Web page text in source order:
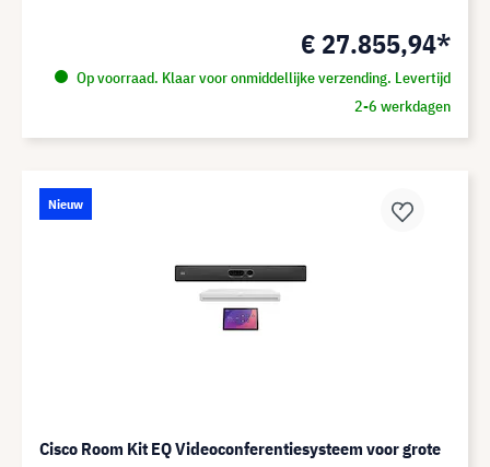
€ 27.855,94*
Op voorraad. Klaar voor onmiddellijke verzending. Levertijd
2-6 werkdagen
Nieuw
Cisco Room Kit EQ Videoconferentiesysteem voor grote